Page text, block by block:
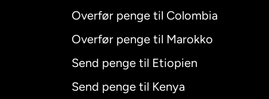
Overfør penge til Colombia
Overfør penge til Marokko
Send penge til Etiopien
Send penge til Kenya